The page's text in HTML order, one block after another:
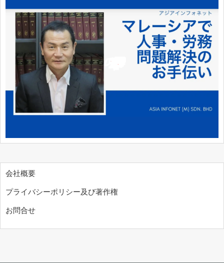
会社概要
プライバシーポリシー及び著作権
お問合せ